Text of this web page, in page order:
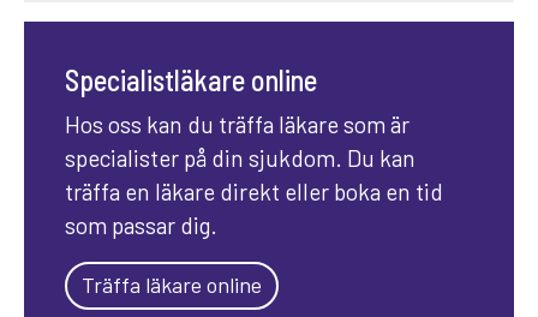
Specialistläkare online
Hos oss kan du träffa läkare som är
specialister på din sjukdom. Du kan
träffa en läkare direkt eller boka en tid
som passar dig.
Träffa läkare online